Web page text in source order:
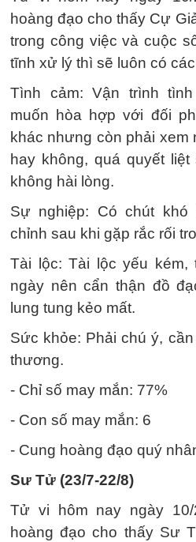
hoàng đạo cho thấy Cự
trong công việc và cuộc
tĩnh xử lý thì sẽ luôn có
Tình cảm: Vận trình
muốn hòa hợp với đối
khác nhưng còn phải xem
hay không, quá quyết
không hài lòng.
Sự nghiệp: Có chút khó
chỉnh sau khi gặp rắc rối
Tài lộc: Tài lộc yếu kém,
ngày nên cẩn thận đồ
lung tung kẻo mất.
Sức khỏe: Phải chú ý,
thương.
- Chỉ số may mắn: 77%
- Con số may mắn: 6
- Cung hoàng đạo quý
Sư Tử (23/7-22/8)
Tử vi hôm nay ngày
hoàng đạo cho thấy Sư